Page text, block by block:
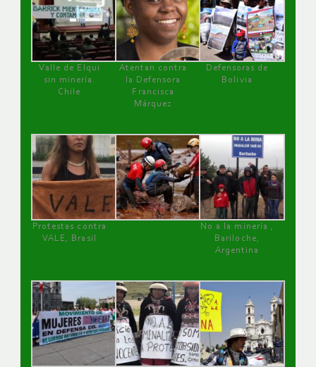
Valle de Elqui
sin minería.
Chile
Atentan contra
la Defensora
Francisca
Márquez
Defensoras de
Bolivia
Protestas contra
VALE, Brasil
No a la minería ,
Bariloche,
Argentina